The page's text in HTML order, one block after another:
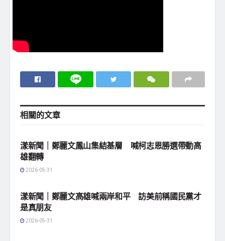
相關的文章
漾新聞｜鄭麗文鳳山集結基層 喊柯志恩勝選帶動高
雄翻轉
2026-05-31
漾新聞｜鄭麗文高雄喊兩岸和平 訪美前稱國民黨才
是真朋友
2026-05-31